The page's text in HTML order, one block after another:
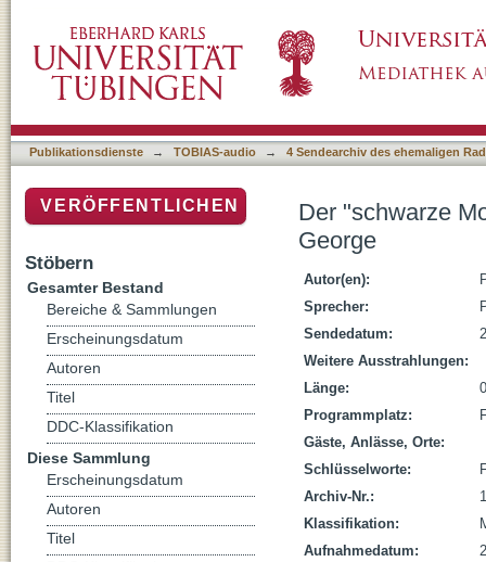
Publikationsdienste → TOBIAS-audio → 4 Sendearchiv des ehemaligen
Der "schwarze
George
Autor(en):
Sprecher:
Sendedatum:
Weitere Ausstrahlungen:
Länge:
Programmplatz:
Gäste, Anlässe, Orte:
Schlüsselworte:
Archiv-Nr.:
Klassifikation:
Aufnahmedatum:
VERÖFFENTLICHEN
Stöbern
Gesamter Bestand
Bereiche & Sammlungen
Erscheinungsdatum
Autoren
Titel
DDC-Klassifikation
Diese Sammlung
Erscheinungsdatum
Autoren
Titel